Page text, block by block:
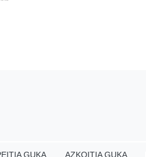
GUKA AZKOITIA GUKA